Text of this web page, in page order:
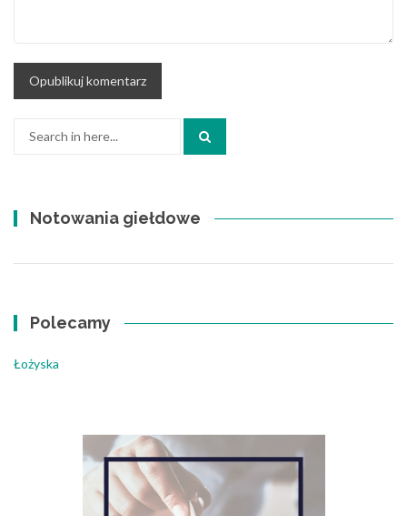
Search
Notowania giełdowe
Polecamy
Łożyska